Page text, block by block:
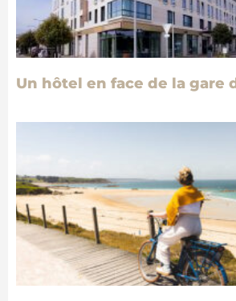
Un hôtel en face de la gare